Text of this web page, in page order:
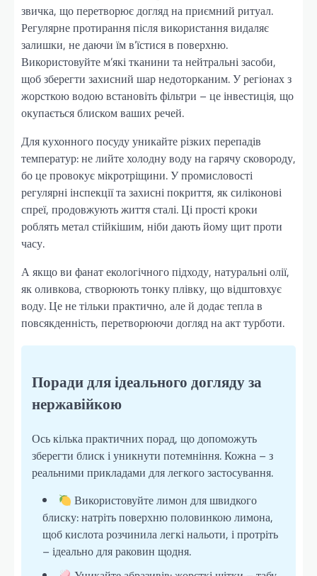
звичка, що перетворює догляд на приємний ритуал.
Регулярне протирання після використання видаляє
залишки, не даючи їм в’їстися в поверхню.
Використовуйте м’які тканини та нейтральні засоби,
щоб зберегти захисний шар недоторканим. У регіонах з
жорсткою водою встановіть фільтри – це інвестиція, що
окупається блиском ваших речей.
Для кухонного посуду уникайте різких перепадів
температур: не лийте холодну воду на гарячу сковороду,
бо це провокує мікротріщини. У промисловості
регулярні інспекції та захисні покриття, як силіконові
спреї, продовжують життя сталі. Ці прості кроки
роблять метал стійкішим, ніби дають йому щит проти
часу.
А якщо ви фанат екологічного підходу, натуральні олії,
як оливкова, створюють тонку плівку, що відштовхує
воду. Це не тільки практично, але й додає тепла в
повсякденність, перетворюючи догляд на акт турботи.
Поради для ідеального догляду за
нержавійкою
Ось кілька практичних порад, що допоможуть
зберегти блиск і уникнути потемніння. Кожна – з
реальними прикладами для легкого застосування.
Використовуйте лимон для швидкого
блиску: натріть поверхню половинкою лимона,
щоб кислота розчинила легкі нальоти, і протріть
– ідеально для раковин щодня.